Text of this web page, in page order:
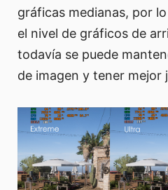
gráficas medianas, por
el nivel de gráficos de
todavía se puede
de imagen y tener mejor